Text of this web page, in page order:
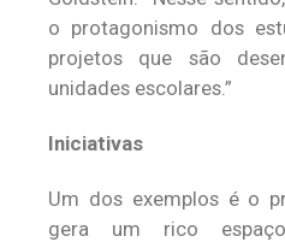
o protagonismo dos
projetos que são
unidades escolares.”
Iniciativas
Um dos exemplos é o
gera um rico